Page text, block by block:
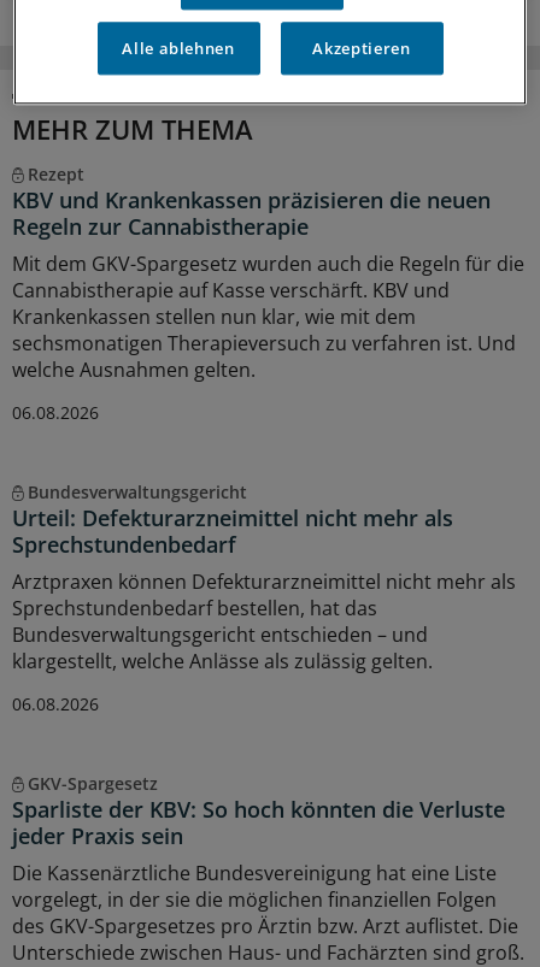
MEHR ZUM THEMA
Rezept
KBV und Krankenkassen präzisieren die neuen
Regeln zur Cannabistherapie
Mit dem GKV-Spargesetz wurden auch die Regeln für die
Cannabistherapie auf Kasse verschärft. KBV und
Krankenkassen stellen nun klar, wie mit dem
sechsmonatigen Therapieversuch zu verfahren ist. Und
welche Ausnahmen gelten.
06.08.2026
Bundesverwaltungsgericht
Urteil: Defekturarzneimittel nicht mehr als
Sprechstundenbedarf
Arztpraxen können Defekturarzneimittel nicht mehr als
Sprechstundenbedarf bestellen, hat das
Bundesverwaltungsgericht entschieden – und
klargestellt, welche Anlässe als zulässig gelten.
06.08.2026
GKV-Spargesetz
Sparliste der KBV: So hoch könnten die Verluste
jeder Praxis sein
Die Kassenärztliche Bundesvereinigung hat eine Liste
vorgelegt, in der sie die möglichen finanziellen Folgen
des GKV-Spargesetzes pro Ärztin bzw. Arzt auflistet. Die
Unterschiede zwischen Haus- und Fachärzten sind groß.
Alle ablehnen Akzeptieren